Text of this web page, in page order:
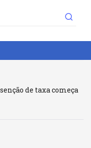
de taxa começa